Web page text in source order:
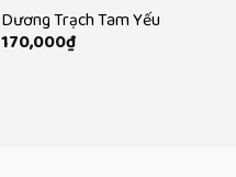
Dương Trạch Tam Yếu
170,000₫